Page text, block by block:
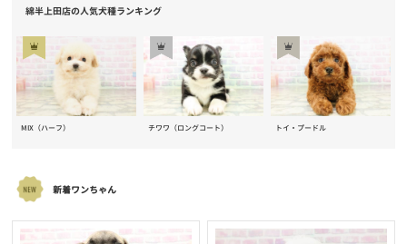
綿半上田店の人気犬種ランキング
MIX（ハーフ） チワワ（ロングコート） トイ・プードル
新着ワンちゃん